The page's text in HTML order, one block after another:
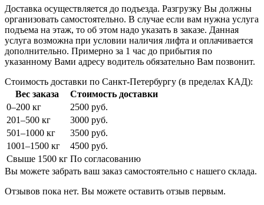
Доставка осуществляется до подъезда. Разгрузку Вы должны
организовать самостоятельно. В случае если вам нужна услуга
подъема на этаж, то об этом надо указать в заказе. Данная
услуга возможна при условии наличия лифта и оплачивается
дополнительно. Примерно за 1 час до прибытия по
указанному Вами адресу водитель обязательно Вам позвонит.
Стоимость доставки по Санкт-Петербургу (в пределах КАД):
Вес заказа
Стоимость доставки
0–200 кг
2500 руб.
201–500 кг
3000 руб.
501–1000 кг
3500 руб.
1001–1500 кг
4500 руб.
Свыше 1500 кг По согласованию
Вы можете забрать ваш заказ самостоятельно с нашего склада.
Отзывов пока нет. Вы можете оставить отзыв первым.